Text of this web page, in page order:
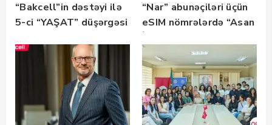
“Bakcell”in dəstəyi ilə
5-ci “YAŞAT” düşərgəsi
“Nar” abunəçiləri üçün
eSIM nömrələrdə “Asan
istifadəyə verildi